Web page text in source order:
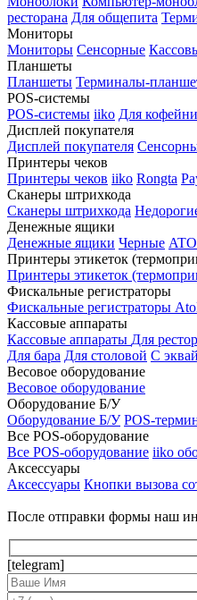
ресторана Для общепита
Мониторы
Мониторы Сенсорные
Планшеты
Планшеты Терминалы-
POS-системы
POS-системы iiko Для кофейни
Дисплей покупателя
Дисплей покупателя
Принтеры чеков
Принтеры чеков iiko Rongta
Сканеры штрихкода
Сканеры штрихкода
Денежные ящики
Денежные ящики Черные
Принтеры этикеток
Принтеры этикеток
Фискальные регистраторы
Фискальные регистраторы
Кассовые аппараты
Кассовые аппараты Для
Для бара Для столовой С
Весовое оборудование
Весовое оборудование
Оборудование Б/У
Оборудование Б/У POS-
Все POS-оборудование
Все POS-оборудование iiko
Аксессуары
Аксессуары Кнопки вызова
После отправки формы наш
[telegram]